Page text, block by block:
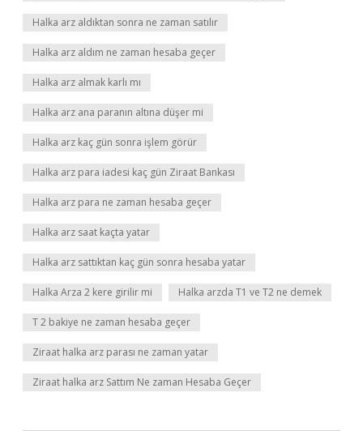
Halka arz aldıktan sonra ne zaman satılır
Halka arz aldım ne zaman hesaba geçer
Halka arz almak karlı mı
Halka arz ana paranın altına düşer mi
Halka arz kaç gün sonra işlem görür
Halka arz para iadesi kaç gün Ziraat Bankası
Halka arz para ne zaman hesaba geçer
Halka arz saat kaçta yatar
Halka arz sattıktan kaç gün sonra hesaba yatar
Halka Arza 2 kere girilir mi Halka arzda T1 ve T2 ne demek
T 2 bakiye ne zaman hesaba geçer
Ziraat halka arz parası ne zaman yatar
Ziraat halka arz Sattım Ne zaman Hesaba Geçer